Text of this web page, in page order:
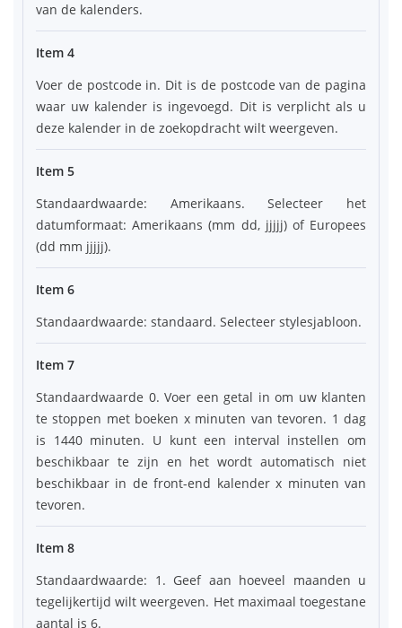
van de kalenders.
Item 4
Voer de postcode in. Dit is de postcode van de pagina
waar uw kalender is ingevoegd. Dit is verplicht als u
deze kalender in de zoekopdracht wilt weergeven.
Item 5
Standaardwaarde: Amerikaans. Selecteer het
datumformaat: Amerikaans (mm dd, jjjjj) of Europees
(dd mm jjjjj).
Item 6
Standaardwaarde: standaard. Selecteer stylesjabloon.
Item 7
Standaardwaarde 0. Voer een getal in om uw klanten
te stoppen met boeken x minuten van tevoren. 1 dag
is 1440 minuten. U kunt een interval instellen om
beschikbaar te zijn en het wordt automatisch niet
beschikbaar in de front-end kalender x minuten van
tevoren.
Item 8
Standaardwaarde: 1. Geef aan hoeveel maanden u
tegelijkertijd wilt weergeven. Het maximaal toegestane
aantal is 6.